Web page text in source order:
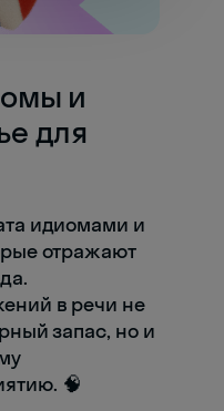
и
для
идиомами и
отражают
в речи не
запас, но и
🧠